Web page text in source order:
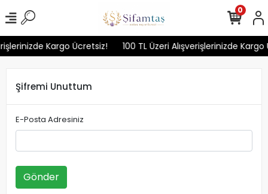
Kargo Ücretsiz! 100 TL Üzeri Alışverişlerinizde Kargo
0
Şifremi Unuttum
E-Posta Adresiniz
Gönder